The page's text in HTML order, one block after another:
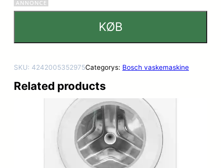
KØB
SKU: 4242005352975Categorys: Bosch vaskemaskine
Related products